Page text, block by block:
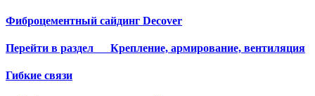
Фиброцементный сайдинг Decover
Перейти в раздел Крепление, армирование, вентиляция
Гибкие связи